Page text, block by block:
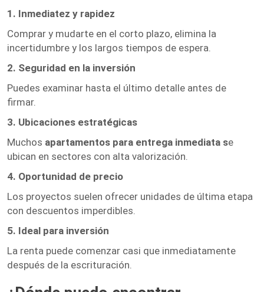
1. Inmediatez y rapidez
Comprar y mudarte en el corto plazo, elimina la
incertidumbre y los largos tiempos de espera.
2. Seguridad en la inversión
Puedes examinar hasta el último detalle antes de
firmar.
3. Ubicaciones estratégicas
Muchos apartamentos para entrega inmediata se
ubican en sectores con alta valorización.
4. Oportunidad de precio
Los proyectos suelen ofrecer unidades de última etapa
con descuentos imperdibles.
5. Ideal para inversión
La renta puede comenzar casi que inmediatamente
después de la escrituración.